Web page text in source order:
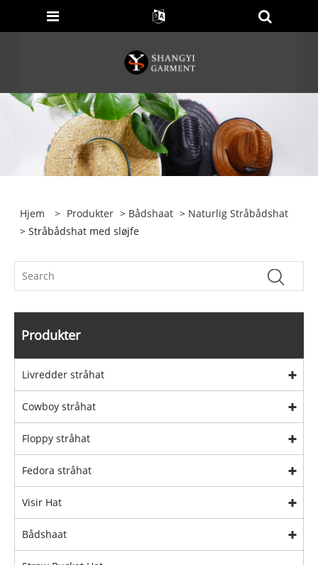
Hjem > Produkter > Bådshaat > Naturlig Stråbådshat
> Stråbådshat med sløjfe
Produkter
Livredder stråhat
Cowboy stråhat
Floppy stråhat
Fedora stråhat
Visir Hat
Bådshaat